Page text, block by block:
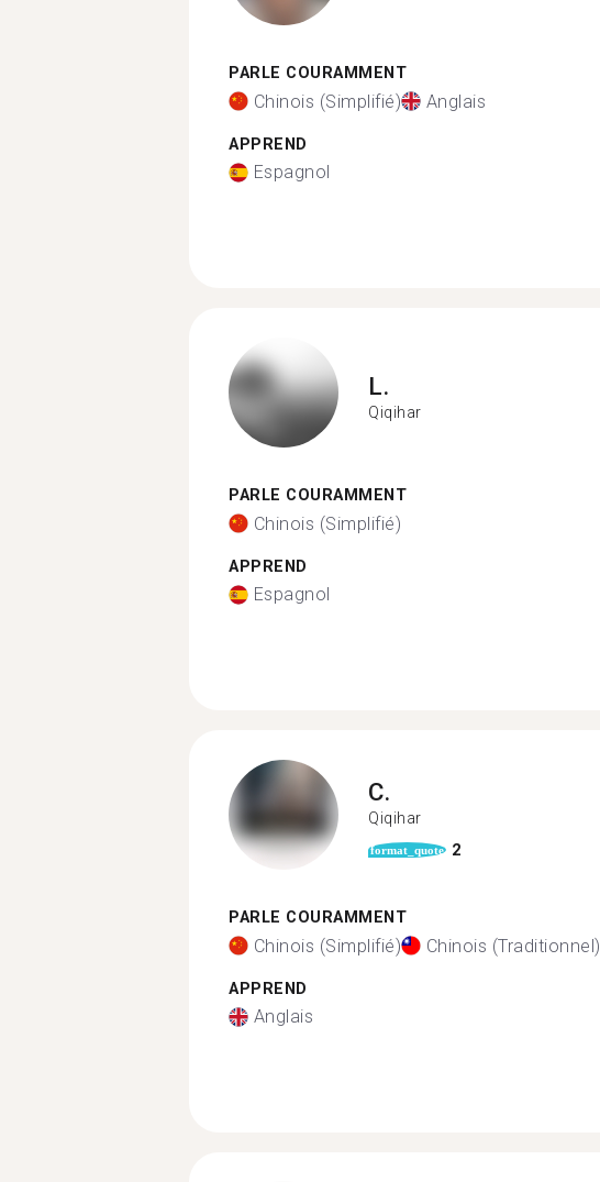
PARLE COURAMMENT
Chinois (Simplifié) Anglais
APPREND
Espagnol
L.
Qiqihar
PARLE COURAMMENT
Chinois (Simplifié)
APPREND
Espagnol
C.
Qiqihar
format_quote 2
PARLE COURAMMENT
Chinois (Simplifié) Chinois (Traditionnel)
APPREND
Anglais